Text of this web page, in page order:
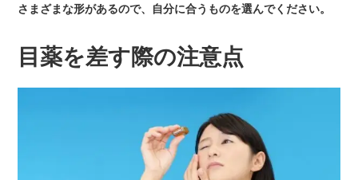
さまざまな形があるので、自分に合うものを選んでください。
目薬を差す際の注意点